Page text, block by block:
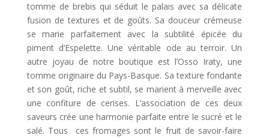
tomme de brebis qui séduit le palais avec sa délicate
fusion de textures et de goûts. Sa douceur crémeuse
se marie parfaitement avec la subtilité épicée du
piment d’Espelette. Une véritable ode au terroir. Un
autre joyau de notre boutique est l’Osso Iraty, une
tomme originaire du Pays-Basque. Sa texture fondante
et son goût, riche et subtil, se marient à merveille avec
une confiture de cerises. L’association de ces deux
saveurs crée une harmonie parfaite entre le sucré et le
salé. Tous ces fromages sont le fruit de savoir-faire